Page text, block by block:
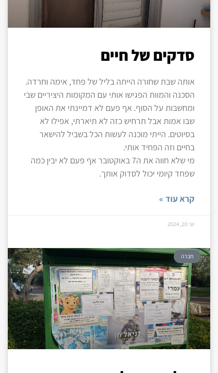
סדקים של חיים
אותה שבת שחורה הייתה בליל של פחד, אימה וחרדה.
הסכנה והמוות הפגישו אותי עם המקומות היציריים שבי
ומחשבות על הסוף. אף פעם לא דמיינתי את האופן
שבו אמות אבל תרחיש כזה לא תיארתי, אפילו לא
בסיוטים. הייתי מוכנה לעשות הכל בשביל להישאר
בחיים וזה הפחיד אותי.
מי שלא חווה את ה7 באוקטובר אף פעם לא יבין כמה
שפחד קיומי יכול לסדוק אותך.
קרא עוד »
יוני 20, 2024
חברה